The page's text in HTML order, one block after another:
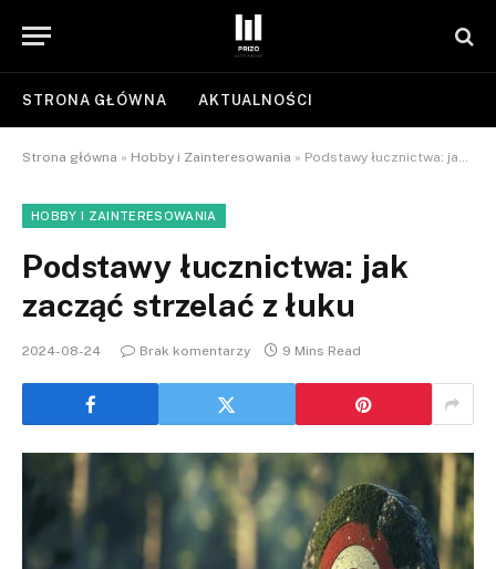
STRONA GŁÓWNA AKTUALNOŚCI
Strona główna » Hobby i Zainteresowania » Podstawy łucznictwa: jak zacząć strzelać z łuku
HOBBY I ZAINTERESOWANIA
Podstawy łucznictwa: jak
zacząć strzelać z łuku
2024-08-24 Brak komentarzy 9 Mins Read